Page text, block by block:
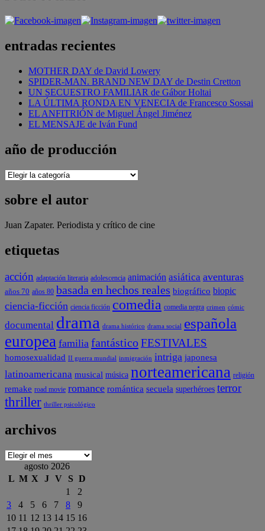
entradas recientes
MOTHER DAY de David Lowery
SPIDER-MAN. BRAND NEW DAY de Destin Cretton
UN SECUESTRO FAMILIAR de Gábor Holtai
LA ÚLTIMA RONDA EN VENECIA de Francesco Sossai
EL ANFITRIÓN de Miguel Ángel Jiménez
EL MENSAJE de Iván Fund
año de producción
año
producción
sobre el autor
Juan Zapater. Periodista y crítico de cine
etiquetas
acción adaptación literaria adolescencia animación asiática aventuras
años 70 años 80 basada en hechos reales biográfico biopic
ciencia-ficción ciencia ficción comedia comedia negra crimen cómic
documental drama drama histórico drama social española
europea familia fantásticoFESTIVALES
homosexualidad II guerra mundial inmigración intriga japonesa
latinoamericana musical música norteamericana religión
remake road movie romance romántica secuela superhéroes terror
thriller thriller psicológico
archivos
archivos
agosto 2026
L M X J V S D
1
2
3
4 5 6 7 8
9
10 11 12 13 14 15 16